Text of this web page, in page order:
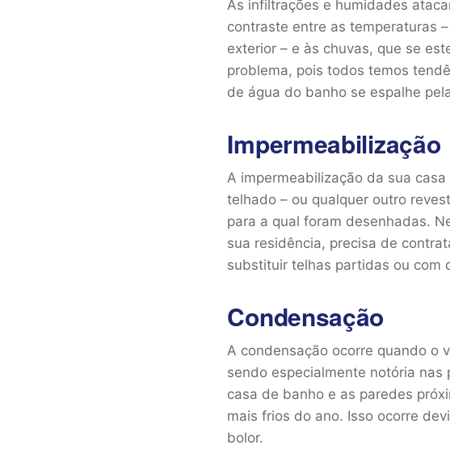
As infiltrações e humidades
contraste entre as temperaturas
exterior – e às chuvas, que se
problema, pois todos temos
de água do banho se espalhe
Impermeabilização
A impermeabilização da sua
telhado – ou qualquer outro
para a qual foram desenhadas.
sua residência, precisa de
substituir telhas partidas ou com
Condensação
A condensação ocorre quando o
sendo especialmente notória
casa de banho e as paredes
mais frios do ano. Isso ocorre
bolor.